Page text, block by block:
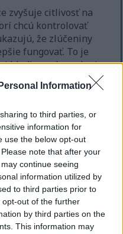
Information
to third parties, or
information for
use the below opt-out
note that after your
continue seeing
information utilized by
to third parties prior to
out of the further
by third parties on the
This information may
zvyšuje citlivosť na
chcú kontrolovať
že zlúčeniny
fungovať. To je
hladiny cukru v krvi a
syndrómom a
do jedál môže
tomu je dobrým
cukru v krvi.
glukózy bunkami,
na inzulín.
môže lepšie
v krvi.
hladinu cukru v